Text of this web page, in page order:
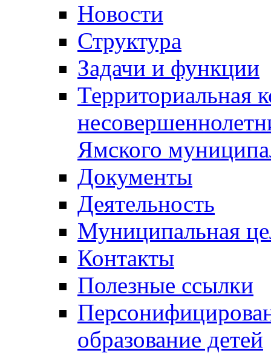
Новости
Структура
Задачи и функции
Территориальная
Ямского
Документы
Деятельность
Муниципальная
Контакты
Полезные ссылки
образование детей